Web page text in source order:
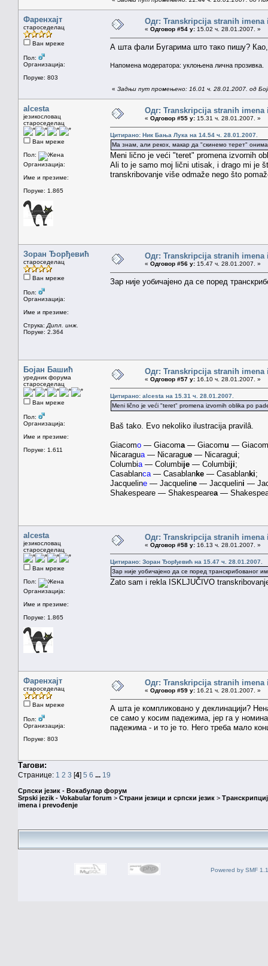
Фаренхајт
староседелац
Ван мреже
Пол:
Организација:
Поруке: 803
Одг: Transkripcija stranih imena
« Одговор #54 у: 15.02 ч. 28.01.2007. »
А шта фали Бугарима што тако пишу?
Напомена модератора: уклоњена лична прозивка.
« Задњи пут промењено: 16.01 ч. 28.01.2007. од
alcesta
језикословац
староседелац
Ван мреже
Пол:
Организација:
Име и презиме:
Поруке: 1.865
Одг: Transkripcija stranih imena
« Одговор #55 у: 15.31 ч. 28.01.2007. »
Цитирано: Ник Бања Лука на 14.54 ч. 28.01.2007.
Ма знам, али рекох, макар да "скинемо терет"
Meni lično je veći "teret" promena izvornih
Ali to je samo moj lični utisak, i drago mi je
transkribovanje više odmaže nego što
Зоран Ђорђевић
староседелац
Ван мреже
Пол:
Организација:
Име и презиме:
Струка: Дипл. инж.
Поруке: 2.364
Одг: Transkripcija stranih imena
« Одговор #56 у: 15.47 ч. 28.01.2007. »
Зар није уобичајено да се поред
Бојан Башић
уредник форума
староседелац
Ван мреже
Пол:
Организација:
Име и презиме:
Поруке: 1.611
Одг: Transkripcija stranih imena
« Одговор #57 у: 16.10 ч. 28.01.2007. »
Цитирано: alcesta на 15.31 ч. 28.01.2007.
Meni lično je veći "teret" promena izvornih oblika po
Baš tako. Evo nekoliko ilustracija pravilâ.
Giacomo — Giacoma — Giacomu — Giacom
Nicaragua — Nicarague — Nicaragui;
Columbia — Columbije — Columbiji;
Casablanca — Casablanke — Casablanki;
Jacqueline — Jacqueline — Jacquelini —
Shakespeare — Shakespearea —
alcesta
језикословац
староседелац
Ван мреже
Пол:
Организација:
Име и презиме:
Поруке: 1.865
Одг: Transkripcija stranih imena
« Одговор #58 у: 16.13 ч. 28.01.2007. »
Цитирано: Зоран Ђорђевић на 15.47 ч. 28.01.2007.
Зар није уобичајено да се поред транскрибованог
Zato sam i rekla ISKLJUČIVO
Фаренхајт
староседелац
Ван мреже
Пол:
Организација:
Поруке: 803
Одг: Transkripcija stranih imena
« Одговор #59 у: 16.21 ч. 28.01.2007. »
А шта је компликовано у деклинацији?
се само у косим падежима, јер га у
падежима - и то је то. Него треба мало
Тагови:
Странице: 1 2 3 [4] 5 6 ... 19
Српски језик - Вокабулар форум
Srpski jezik - Vokabular forum > Страни језици и српски језик >
imena i prevođenje
Powered by SMF